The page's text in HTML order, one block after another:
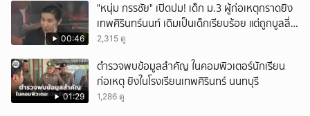
00:46
"หนุ่ม กรรชัย" เปิดปม! เด็ก ม.3 ผู้ก่อเหตุกราดยิง
เทพศิรินทร์นนท์ เดิมเป็นเด็กเรียบร้อย แต่ถูกบูลลี่
หนัก คาดแรงกดดันสะสมกลายเป็นแรงแค้น จนก่อ
2,315 ดู
01:29
ตำรวจพบข้อมูลสำคัญ ในคอมพิวเตอร์นักเรียน
ก่อเหตุ ยิงในโรงเรียนเทพศิรินทร์ นนทบุรี
1,286 ดู